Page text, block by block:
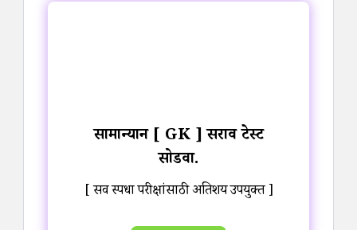
सामान्यज्ञान [ GK ] सराव टेस्ट
सोडवा.
[ सर्व स्पर्धा परीक्षांसाठी अतिशय उपयुक्त ]